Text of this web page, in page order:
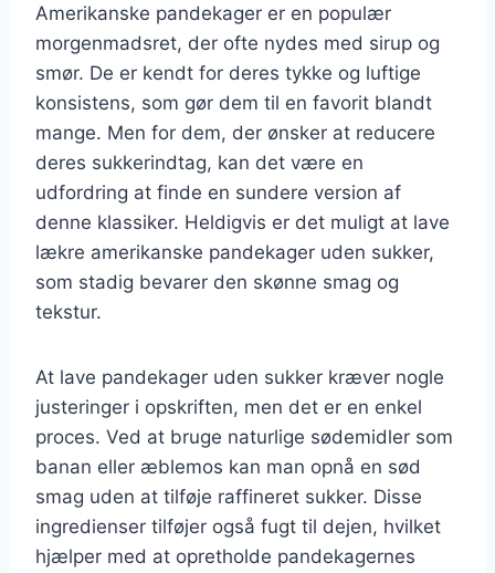
Amerikanske pandekager er en populær
morgenmadsret, der ofte nydes med sirup og
smør. De er kendt for deres tykke og luftige
konsistens, som gør dem til en favorit blandt
mange. Men for dem, der ønsker at reducere
deres sukkerindtag, kan det være en
udfordring at finde en sundere version af
denne klassiker. Heldigvis er det muligt at lave
lækre amerikanske pandekager uden sukker,
som stadig bevarer den skønne smag og
tekstur.
At lave pandekager uden sukker kræver nogle
justeringer i opskriften, men det er en enkel
proces. Ved at bruge naturlige sødemidler som
banan eller æblemos kan man opnå en sød
smag uden at tilføje raffineret sukker. Disse
ingredienser tilføjer også fugt til dejen, hvilket
hjælper med at opretholde pandekagernes